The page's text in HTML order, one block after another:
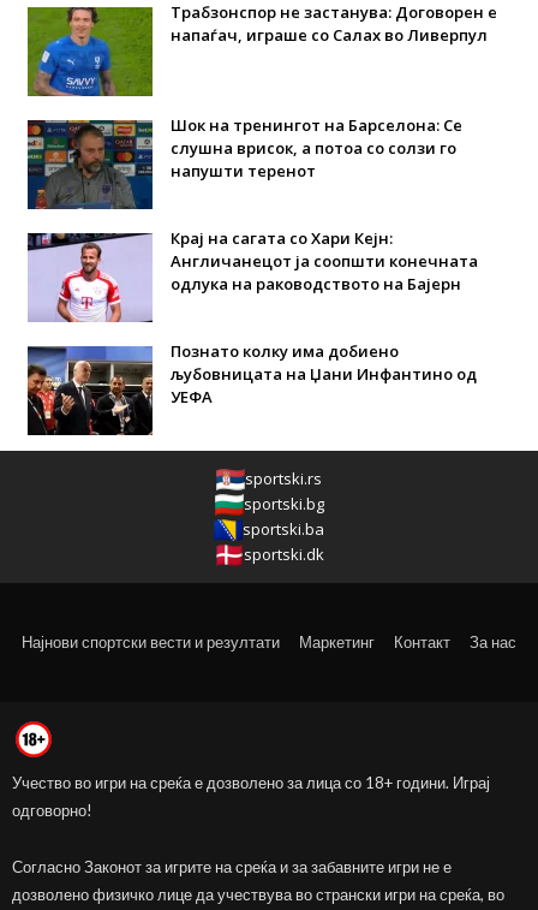
Трабзонспор не застанува: Договорен е
напаѓач, играше со Салах во Ливерпул
Шок на тренингот на Барселона: Се
слушна врисок, а потоа со солзи го
напушти теренот
Крај на сагата со Хари Кејн:
Англичанецот ја соопшти конечната
одлука на раководството на Бајерн
Познато колку има добиено
љубовницата на Џани Инфантино од
УЕФА
sportski.rs
sportski.bg
sportski.ba
sportski.dk
Најнови спортски вести и резултати Маркетинг Контакт За нас
Учество во игри на среќа е дозволено за лица со 18+ години. Играј
одговорно!
Согласно Законот за игрите на среќа и за забавните игри не е
дозволено физичко лице да учествува во странски игри на среќа, во